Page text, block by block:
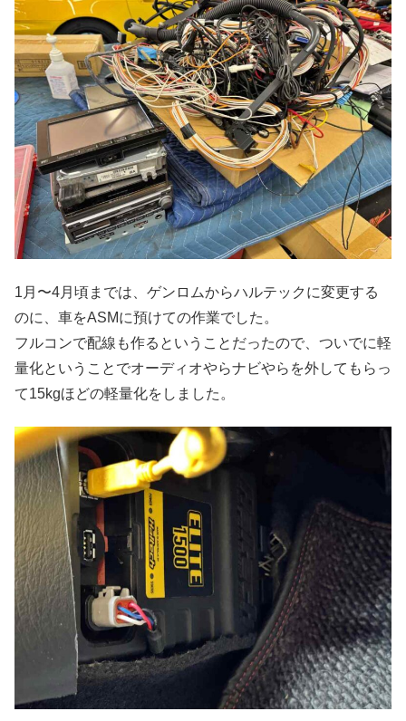
1月〜4月頃までは、ゲンロムからハルテックに変更する
のに、車をASMに預けての作業でした。
フルコンで配線も作るということだったので、ついでに軽
量化ということでオーディオやらナビやらを外してもらっ
て15kgほどの軽量化をしました。